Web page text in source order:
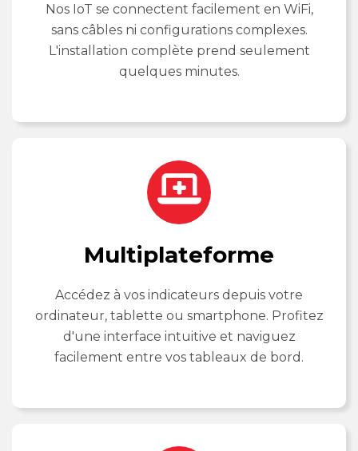
Nos IoT se connectent facilement en WiFi,
sans câbles ni configurations complexes.
L'installation complète prend seulement
quelques minutes.
Multiplateforme
Accédez à vos indicateurs depuis votre
ordinateur, tablette ou smartphone. Profitez
d'une interface intuitive et naviguez
facilement entre vos tableaux de bord.